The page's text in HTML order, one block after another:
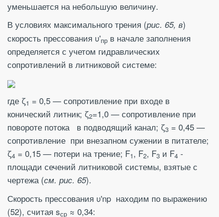
уменьшается на небольшую величину.
В условиях максимального трения (рис. 65, в)
скорость прессования υ'пр в начале заполнения
определяется с учетом гидравлических
сопротивлений в литниковой системе:
где ζ1 = 0,5 — сопротивление при входе в
конический литник; ζ2=1,0 — сопротивление при
повороте потока в подводящий канал; ζ3 = 0,45 —
сопротивление при внезапном сужении в питателе;
ζ4 = 0,15 — потери на трение; F1, F2, F3 и F4 -
площади сечений литниковой системы, взятые с
чертежа (см. рис. 65).
Скорость прессования υ'np находим по выражению
(52), считая sср ≈ 0,34: